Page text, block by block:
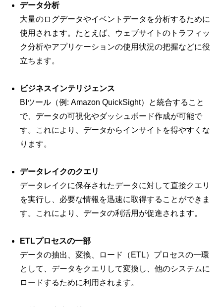
データ分析
大量のログデータやイベントデータを分析するために
使用されます。たとえば、ウェブサイトのトラフィッ
ク分析やアプリケーションの使用状況の把握などに役
立ちます。
ビジネスインテリジェンス
BIツール（例: Amazon QuickSight）と統合すること
で、データの可視化やダッシュボード作成が可能で
す。これにより、データからインサイトを得やすくな
ります。
データレイクのクエリ
データレイクに保存されたデータに対して直接クエリ
を実行し、必要な情報を迅速に取得することができま
す。これにより、データの利活用が促進されます。
ETLプロセスの一部
データの抽出、変換、ロード（ETL）プロセスの一環
として、データをクエリして変換し、他のシステムに
ロードするために利用されます。